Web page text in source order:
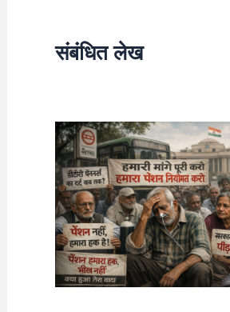
संबंधित लेख